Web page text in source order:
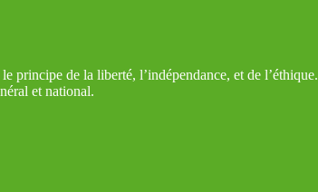
principe de la liberté, l’indépendance, et de l’éthique.
et national.